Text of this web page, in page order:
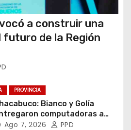
a construir una
futuro de la Región
PROVINCIA
Bianco y Golía
computadoras a
Ago 7, 2026 PPD